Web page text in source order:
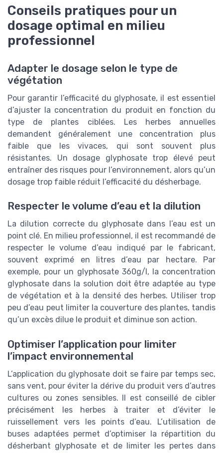
Conseils pratiques pour un
dosage optimal en milieu
professionnel
Adapter le dosage selon le type de
végétation
Pour garantir l’efficacité du glyphosate, il est essentiel
d’ajuster la concentration du produit en fonction du
type de plantes ciblées. Les herbes annuelles
demandent généralement une concentration plus
faible que les vivaces, qui sont souvent plus
résistantes. Un dosage glyphosate trop élevé peut
entraîner des risques pour l’environnement, alors qu’un
dosage trop faible réduit l’efficacité du désherbage.
Respecter le volume d’eau et la dilution
La dilution correcte du glyphosate dans l’eau est un
point clé. En milieu professionnel, il est recommandé de
respecter le volume d’eau indiqué par le fabricant,
souvent exprimé en litres d’eau par hectare. Par
exemple, pour un glyphosate 360g/l, la concentration
glyphosate dans la solution doit être adaptée au type
de végétation et à la densité des herbes. Utiliser trop
peu d’eau peut limiter la couverture des plantes, tandis
qu’un excès dilue le produit et diminue son action.
Optimiser l’application pour limiter
l’impact environnemental
L’application du glyphosate doit se faire par temps sec,
sans vent, pour éviter la dérive du produit vers d’autres
cultures ou zones sensibles. Il est conseillé de cibler
précisément les herbes à traiter et d’éviter le
ruissellement vers les points d’eau. L’utilisation de
buses adaptées permet d’optimiser la répartition du
désherbant glyphosate et de limiter les pertes dans